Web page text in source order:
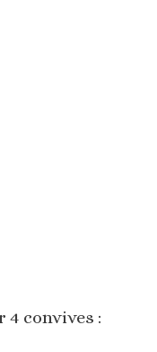
convives :